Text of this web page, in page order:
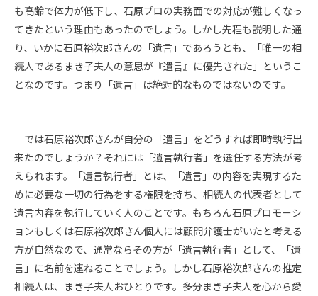
も高齢で体力が低下し、石原プロの実務面での対応が難しくなっ
てきたという理由もあったのでしょう。しかし先程も説明した通
り、いかに石原裕次郎さんの「遺言」であろうとも、「唯一の相
続人であるまき子夫人の意思が『遺言』に優先された」というこ
となのです。つまり「遺言」は絶対的なものではないのです。
では石原裕次郎さんが自分の「遺言」をどうすれば即時執行出
来たのでしょうか？それには「遺言執行者」を選任する方法が考
えられます。「遺言執行者」とは、「遺言」の内容を実現するた
めに必要な一切の行為をする権限を持ち、相続人の代表者として
遺言内容を執行していく人のことです。もちろん石原プロモーシ
ョンもしくは石原裕次郎さん個人には顧問弁護士がいたと考える
方が自然なので、通常ならその方が「遺言執行者」として、「遺
言」に名前を連ねることでしょう。しかし石原裕次郎さんの推定
相続人は、まき子夫人おひとりです。多分まき子夫人を心から愛